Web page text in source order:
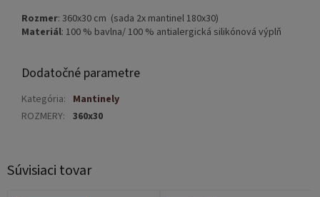
Súvisiaci tovar
Rozmer: 360x30 cm (sada 2x mantinel 180x30)
Materiál: 100 % bavlna/ 100 % antialergická silikónová výplň
Dodatočné parametre
Kategória: Mantinely
ROZMERY: 360x30